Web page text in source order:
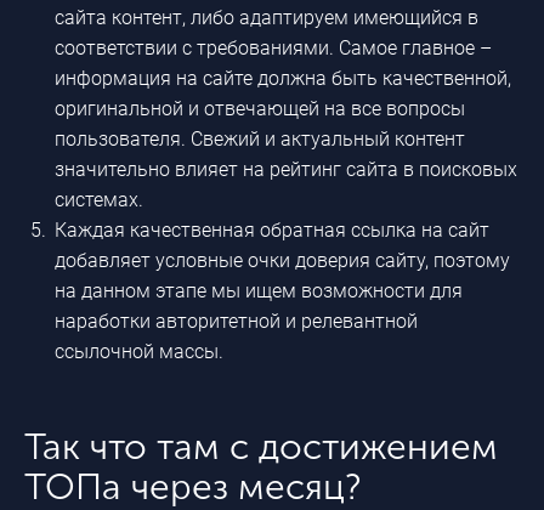
сайта контент, либо адаптируем имеющийся в
соответствии с требованиями. Самое главное –
информация на сайте должна быть качественной,
оригинальной и отвечающей на все вопросы
пользователя. Свежий и актуальный контент
значительно влияет на рейтинг сайта в поисковых
системах.
Каждая качественная обратная ссылка на сайт
добавляет условные очки доверия сайту, поэтому
на данном этапе мы ищем возможности для
наработки авторитетной и релевантной
ссылочной массы.
Так что там с достижением
ТОПа через месяц?